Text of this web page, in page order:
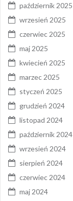
październik 2025
wrzesień 2025
czerwiec 2025
maj 2025
kwiecień 2025
marzec 2025
styczeń 2025
grudzień 2024
listopad 2024
październik 2024
wrzesień 2024
sierpień 2024
czerwiec 2024
maj 2024